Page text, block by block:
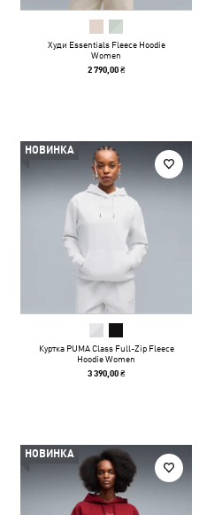
Худи Essentials Fleece Hoodie
Women
2 790,00 ₴
НОВИНКА
Куртка PUMA Class Full-Zip Fleece
Hoodie Women
3 390,00 ₴
НОВИНКА